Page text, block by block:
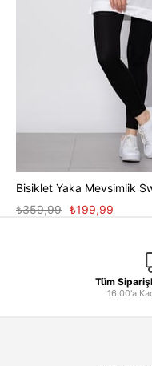
Bisiklet Yaka Mevsimlik
₺199,99
₺359,99
Tüm
16.00'a